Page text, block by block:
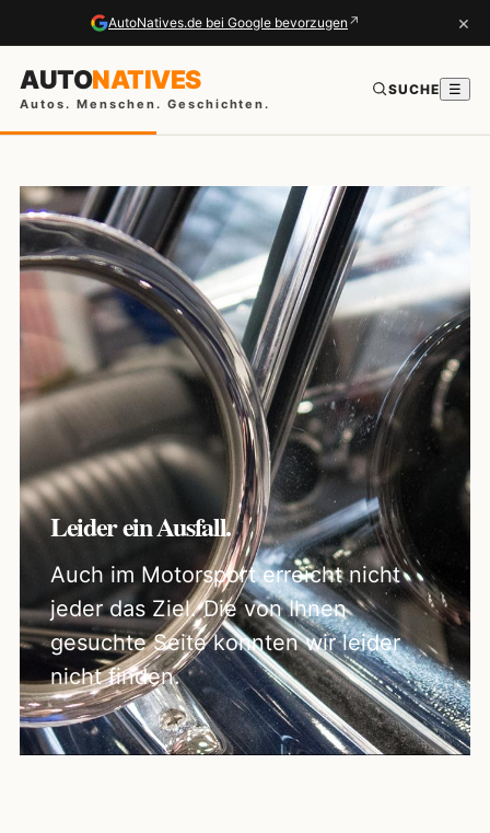
AutoNatives.de bei Google bevorzugen ↗ ×
AUTONATIVES
Autos. Menschen. Geschichten.
SUCHE ☰
Leider ein Ausfall.
Auch im Motorsport erreicht nicht
jeder das Ziel. Die von Ihnen
gesuchte Seite konnten wir leider
nicht finden.